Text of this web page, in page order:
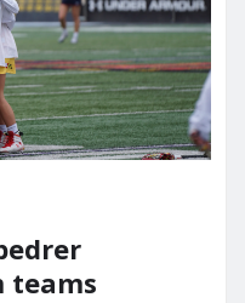
teams